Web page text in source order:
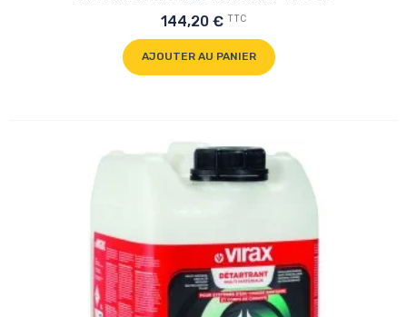
144,20 € TTC
AJOUTER AU PANIER